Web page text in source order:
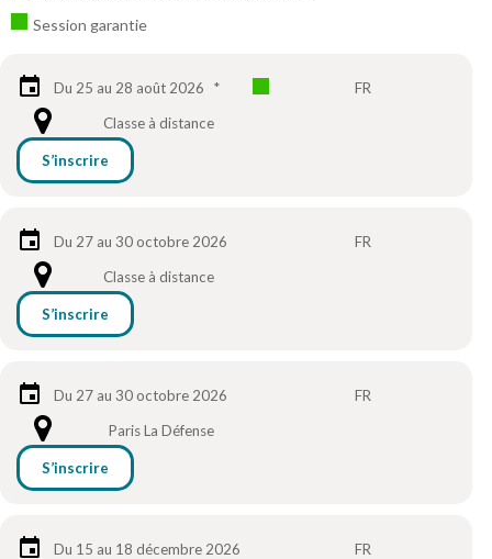
Session garantie
Du 25 au 28 août 2026 *
FR
Classe à distance
S’inscrire
Du 27 au 30 octobre 2026
FR
Classe à distance
S’inscrire
Du 27 au 30 octobre 2026
FR
Paris La Défense
S’inscrire
Du 15 au 18 décembre 2026
FR